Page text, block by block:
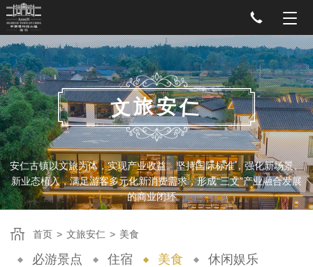
文旅安仁
安仁古镇以文旅为体，实现产业收益。坚持国际标准，强化新场景、
新业态植入，满足游客多元化新消费需求，形成“三文”产业融合发展
的商业闭环。
必游景点 住宿 美食 休闲娱乐
首页 > 文旅安仁 > 美食